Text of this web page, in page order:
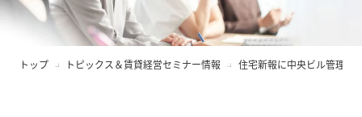
トップ トピックス＆賃貸経営セミナー情報 住宅新報に中央ビル管理